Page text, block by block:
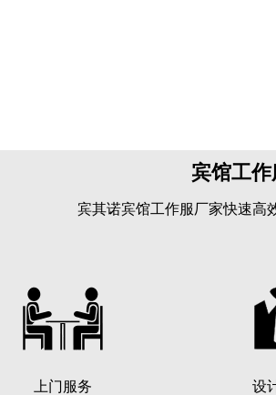
宾馆工
宾其诺宾馆工作服厂家快速高
上门服务 设